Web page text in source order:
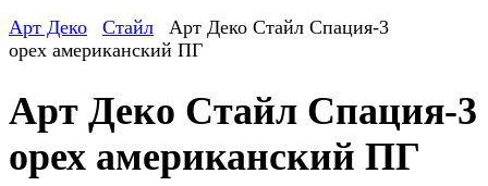
Арт Деко
Стайл
Арт Деко Стайл Спация-3
орех американский ПГ
Арт Деко Стайл Спация-3
орех американский ПГ